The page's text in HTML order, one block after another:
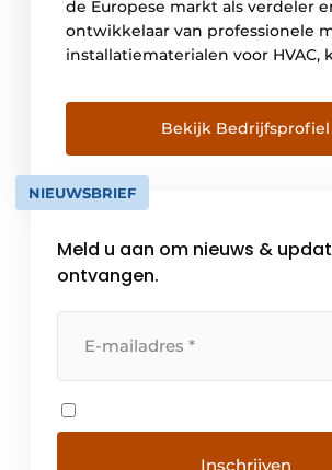
de Europese markt als verdeler
ontwikkelaar van professionele
installatiematerialen voor HVAC,
horeca-en winkelinrichting en
Bekijk Bedrijfsprofiel
NIEUWSBRIEF
Meld u aan om nieuws &
ontvangen.